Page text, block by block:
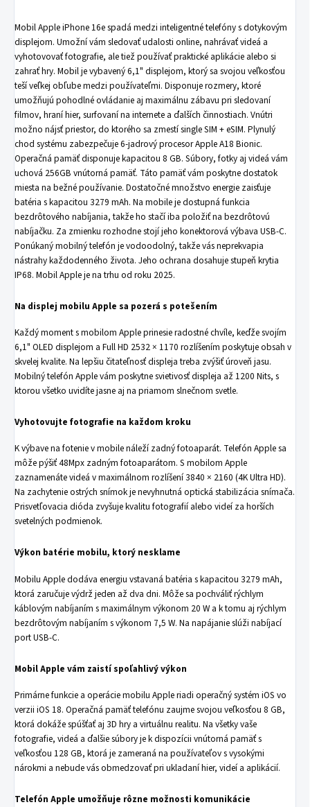
Mobil Apple iPhone 16e spadá medzi inteligentné telefóny s dotykovým
displejom. Umožní vám sledovať udalosti online, nahrávať videá a
vyhotovovať fotografie, ale tiež používať praktické aplikácie alebo si
zahrať hry. Mobil je vybavený 6,1" displejom, ktorý sa svojou veľkosťou
teší veľkej obľube medzi používateľmi. Disponuje rozmery, ktoré
umožňujú pohodlné ovládanie aj maximálnu zábavu pri sledovaní
filmov, hraní hier, surfovaní na internete a ďalších činnostiach. Vnútri
možno nájsť priestor, do ktorého sa zmestí single SIM + eSIM. Plynulý
chod systému zabezpečuje 6-jadrový procesor Apple A18 Bionic.
Operačná pamäť disponuje kapacitou 8 GB. Súbory, fotky aj videá vám
uchová 256GB vnútorná pamäť. Táto pamäť vám poskytne dostatok
miesta na bežné používanie. Dostatočné množstvo energie zaisťuje
batéria s kapacitou 3279 mAh. Na mobile je dostupná funkcia
bezdrôtového nabíjania, takže ho stačí iba položiť na bezdrôtovú
nabíjačku. Za zmienku rozhodne stojí jeho konektorová výbava USB-C.
Ponúkaný mobilný telefón je vodoodolný, takže vás neprekvapia
nástrahy každodenného života. Jeho ochrana dosahuje stupeň krytia
IP68. Mobil Apple je na trhu od roku 2025.
Na displej mobilu Apple sa pozerá s potešením
Každý moment s mobilom Apple prinesie radostné chvíle, keďže svojím
6,1" OLED displejom a Full HD 2532 × 1170 rozlíšením poskytuje obsah v
skvelej kvalite. Na lepšiu čitateľnosť displeja treba zvýšiť úroveň jasu.
Mobilný telefón Apple vám poskytne svietivosť displeja až 1200 Nits, s
ktorou všetko uvidíte jasne aj na priamom slnečnom svetle.
Vyhotovujte fotografie na každom kroku
K výbave na fotenie v mobile náleží zadný fotoaparát. Telefón Apple sa
môže pýšiť 48Mpx zadným fotoaparátom. S mobilom Apple
zaznamenáte videá v maximálnom rozlíšení 3840 × 2160 (4K Ultra HD).
Na zachytenie ostrých snímok je nevyhnutná optická stabilizácia snímača.
Prisvetľovacia dióda zvyšuje kvalitu fotografií alebo videí za horších
svetelných podmienok.
Výkon batérie mobilu, ktorý nesklame
Mobilu Apple dodáva energiu vstavaná batéria s kapacitou 3279 mAh,
ktorá zaručuje výdrž jeden až dva dni. Môže sa pochváliť rýchlym
káblovým nabíjaním s maximálnym výkonom 20 W a k tomu aj rýchlym
bezdrôtovým nabíjaním s výkonom 7,5 W. Na napájanie slúži nabíjací
port USB-C.
Mobil Apple vám zaistí spoľahlivý výkon
Primárne funkcie a operácie mobilu Apple riadi operačný systém iOS vo
verzii iOS 18. Operačná pamäť telefónu zaujme svojou veľkosťou 8 GB,
ktorá dokáže spúšťať aj 3D hry a virtuálnu realitu. Na všetky vaše
fotografie, videá a ďalšie súbory je k dispozícii vnútorná pamäť s
veľkosťou 128 GB, ktorá je zameraná na používateľov s vysokými
nárokmi a nebude vás obmedzovať pri ukladaní hier, videí a aplikácií.
Telefón Apple umožňuje rôzne možnosti komunikácie